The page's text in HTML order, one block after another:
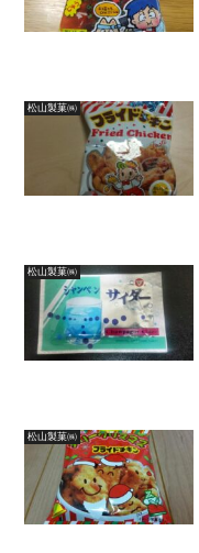
松山製菓㈱
松山製菓㈱
松山製菓㈱